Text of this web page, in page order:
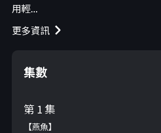
用輕...
更多資訊
集數
第 1 集
【燕魚】